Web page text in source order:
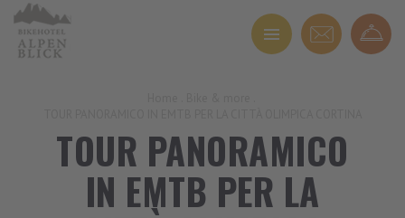
TOUR PANORAMICO
IN EMTB PER LA